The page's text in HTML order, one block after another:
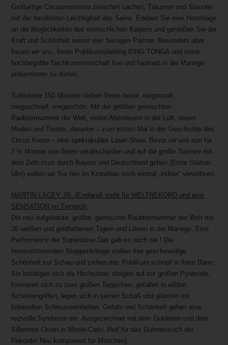
Großartige Circusmomente zwischen Lachen, Träumen und Staunen
mit der berühmten Leichtigkeit des Seins. Erleben Sie eine Hommage
an die Möglichkeiten des menschlichen Körpers und genießen Sie die
Kraft und Schönheit seiner vier- beinigen Partner. Besonders aber
freuen wir uns, Ihnen Publikumsliebling KING TONGA und seine
hochbegabte Nachkommenschaft live und hautnah in der Manege
präsentieren zu dürfen.
Turbulente 150 Minuten stehen Ihnen bevor, megastark,
megaschnell, megaschön. Mit der größten gemischten
Raubtiernummer der Welt, vielen Abenteuern in der Luft, neuen
Moden und Trends, darunter – zum ersten Mal in der Geschichte des
Circus Krone – eine spektakuläre Laser-Show. Bevor wir uns nun für
7 ½ Monate von Ihnen verabschieden und auf die große Tournee mit
dem Zeltcircus durch Bayern und Deutschland gehen (Erste Station:
Ulm) wollen wir Sie hier im Kronebau noch einmal „indoor“ verwöhnen.
MARTIN LACEY JR. (England) steht für WELTREKORD und eine
SENSATION im Tierreich:
Die neu aufgebaute, größte, gemischte Raubtiernummer der Welt mit
26 weißen und goldfarbenen Tigern und Löwen in der Manege. Eine
Performance der Superlative.Das gab es noch nie ! Die
hereinströmenden Steppenkönige stellen ihre geschmeidige
Schönheit zur Schau und ziehen das Publikum schnell in ihren Bann.
Sie betätigen sich als Hochsitzer, steigen auf zur großen Pyramide,
formieren sich zu zwei großen Teppichen, gefallen in wilden
Scheinangriffen, legen sich in seinen Schoß und glänzen mit
liebevollen Schmuseeinheiten. Gefahr und Schönheit gehen eine
reizvolle Symbiose ein. Ausgezeichnet mit dem Goldenen und dem
Silbernen Clown in Monte-Carlo. Reif für das Guinnessuch der
Rekorde! Neu komponiert für München).